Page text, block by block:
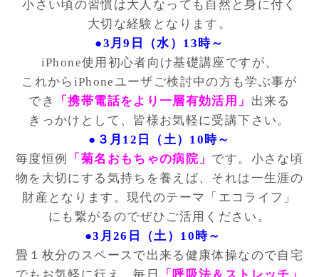
小さい頃の習慣は大人なっても自然と身に付く
大切な経験となります。
●3月9日（水）13時～
iPhone使用初心者向け基礎講座ですが、
これからiPhoneユーザご検討中の方も学ぶ事が
でき
「携帯電話をより一層有効活用」 出来る
きっかけとして、皆様お気軽に受講下さい。
●３月12日（土）10時～
毎度恒例
「菊名おもちゃの病院」 です。小さな頃
物を大切にする気持ちを養えば、それは一生涯の
財産となります。現代のテーマ「エコライフ」
にも繋がるのでぜひご活用ください。
●3月26日（土）10時～
畳１枚分のスペースで出来る健康体操なので自宅